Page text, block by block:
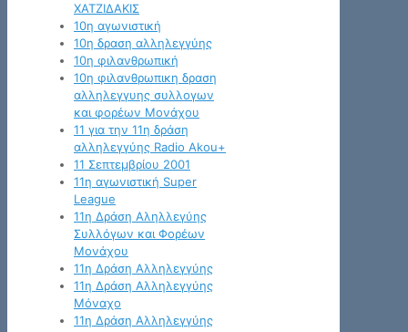
ΧΑΤΖΙΔΑΚΙΣ
10η αγωνιστική
10η δραση αλληλεγγύης
10η φιλανθρωπική
10η φιλανθρωπικη δραση
αλληλεγγυης συλλογων
και φορέων Μονάχου
11 για την 11η δράση
αλληλεγγύης Radio Akou+
11 Σεπτεμβρίου 2001
11η αγωνιστική Super
League
11η Δράση Αληλλεγύης
Συλλόγων και Φορέων
Μονάχου
11η Δράση Αλληλεγγύης
11η Δράση Αλληλεγγύης
Μόναχο
11η Δράση Αλληλεγγύης